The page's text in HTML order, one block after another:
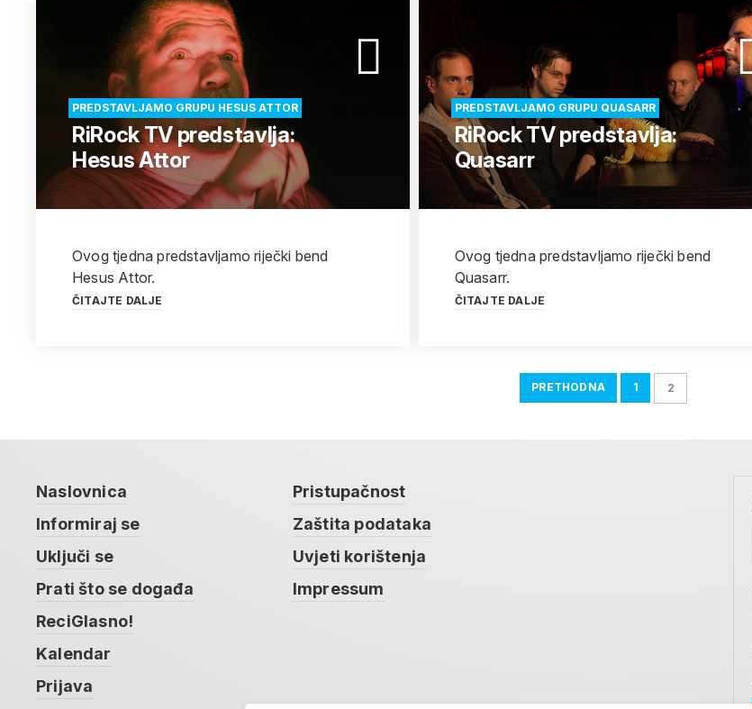
PREDSTAVLJAMO GRUPU HESUS ATTOR
RiRock TV predstavlja:
Hesus Attor
Ovog tjedna predstavljamo riječki bend
Hesus Attor.
ČITAJTE DALJE
PREDSTAVLJAMO GRUPU QUASARR
RiRock TV predstavlja:
Quasarr
Ovog tjedna predstavljamo riječki bend
Quasarr.
ČITAJTE DALJE
PRETHODNA 1 2
Naslovnica
Informiraj se
Uključi se
Prati što se događa
ReciGlasno!
Kalendar
Prijava
Pristupačnost
Zaštita podataka
Uvjeti korištenja
Impressum